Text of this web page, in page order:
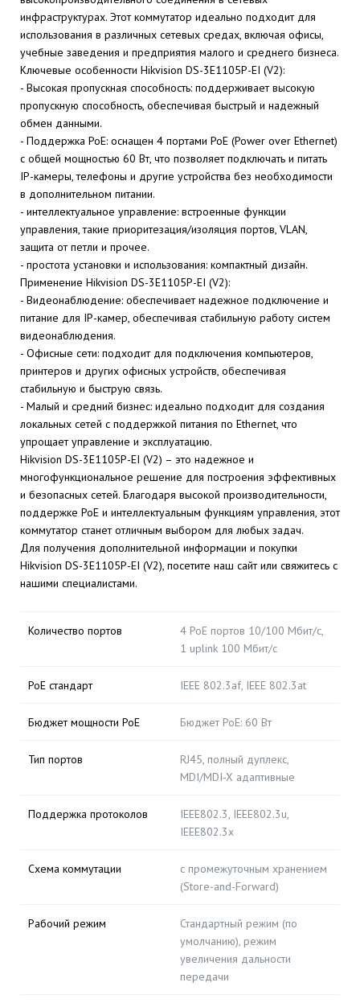
инфраструктурах. Этот коммутатор идеально подходит для
использования в различных сетевых средах, включая офисы,
учебные заведения и предприятия малого и среднего бизнеса.
Ключевые особенности Hikvision DS-3E1105P-EI (V2):
- Высокая пропускная способность: поддерживает высокую
пропускную способность, обеспечивая быстрый и надежный
обмен данными.
- Поддержка PoE: оснащен 4 портами PoE (Power over Ethernet)
с общей мощностью 60 Вт, что позволяет подключать и питать
IP-камеры, телефоны и другие устройства без необходимости
в дополнительном питании.
- интеллектуальное управление: встроенные функции
управления, такие приоритезация/изоляция портов, VLAN,
защита от петли и прочее.
- простота установки и использования: компактный дизайн.
Применение Hikvision DS-3E1105P-EI (V2):
- Видеонаблюдение: обеспечивает надежное подключение и
питание для IP-камер, обеспечивая стабильную работу систем
видеонаблюдения.
- Офисные сети: подходит для подключения компьютеров,
принтеров и других офисных устройств, обеспечивая
стабильную и быструю связь.
- Малый и средний бизнес: идеально подходит для создания
локальных сетей с поддержкой питания по Ethernet, что
упрощает управление и эксплуатацию.
Hikvision DS-3E1105P-EI (V2) – это надежное и
многофункциональное решение для построения эффективных
и безопасных сетей. Благодаря высокой производительности,
поддержке PoE и интеллектуальным функциям управления, этот
коммутатор станет отличным выбором для любых задач.
Для получения дополнительной информации и покупки
Hikvision DS-3E1105P-EI (V2), посетите наш сайт или свяжитесь с
нашими специалистами.
Количество портов
4 PoE портов 10/100 Мбит/с,
1 uplink 100 Мбит/с
PoE стандарт IEEE 802.3af, IEEE 802.3at
Бюджет мощности PoE Бюджет PoE: 60 Вт
Тип портов
RJ45, полный дуплекс,
MDI/MDI-X адаптивные
Поддержка протоколов
IEEE802.3, IEEE802.3u,
IEEE802.3x
Схема коммутации
с промежуточным хранением
(Store-and-Forward)
Рабочий режим
Стандартный режим (по
умолчанию), режим
увеличения дальности
передачи